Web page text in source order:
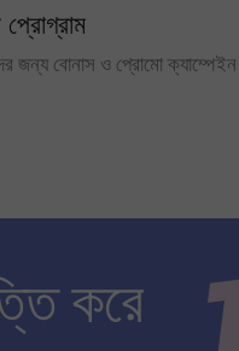
প্রোগ্রাম
জন্য বোনাস ও প্রোমো ক্যাম্পেইন
করে